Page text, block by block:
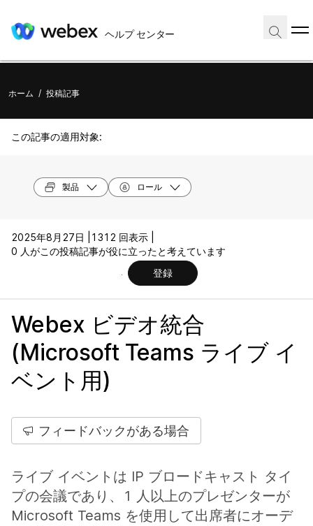
ヘルプ センター
ホーム / 投稿記事
この記事の適用対象:
製品 ロール
2025年8月27日 |
1312 回表示 |
0 人がこの投稿記事が役に立ったと考えています
登録
Webex ビデオ統合
(Microsoft Teams ライブ イ
ベント用)
フィードバックがある場合
ライブ イベントは IP ブロードキャスト タイ
プの会議であり、1 人以上のプレゼンターが
Microsoft Teams を使用して出席者にオーデ